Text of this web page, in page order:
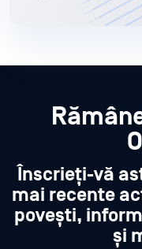
Înscrieți-vă
mai recente
povești,
și